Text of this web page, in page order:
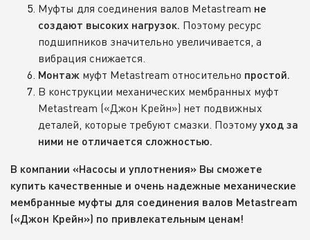
Муфты для соединения валов Metastream не
создают высоких нагрузок. Поэтому ресурс
подшипников значительно увеличивается, а
вибрация снижается.
Монтаж муфт Metastream относительно простой.
В конструкции механических мембранных муфт
Metastream («Джон Крейн») нет подвижных
деталей, которые требуют смазки. Поэтому уход за
ними не отличается сложностью.
В компании «Насосы и уплотнения» Вы сможете
купить качественные и очень надежные механические
мембранные муфты для соединения валов Metastream
(«Джон Крейн») по привлекательным ценам!